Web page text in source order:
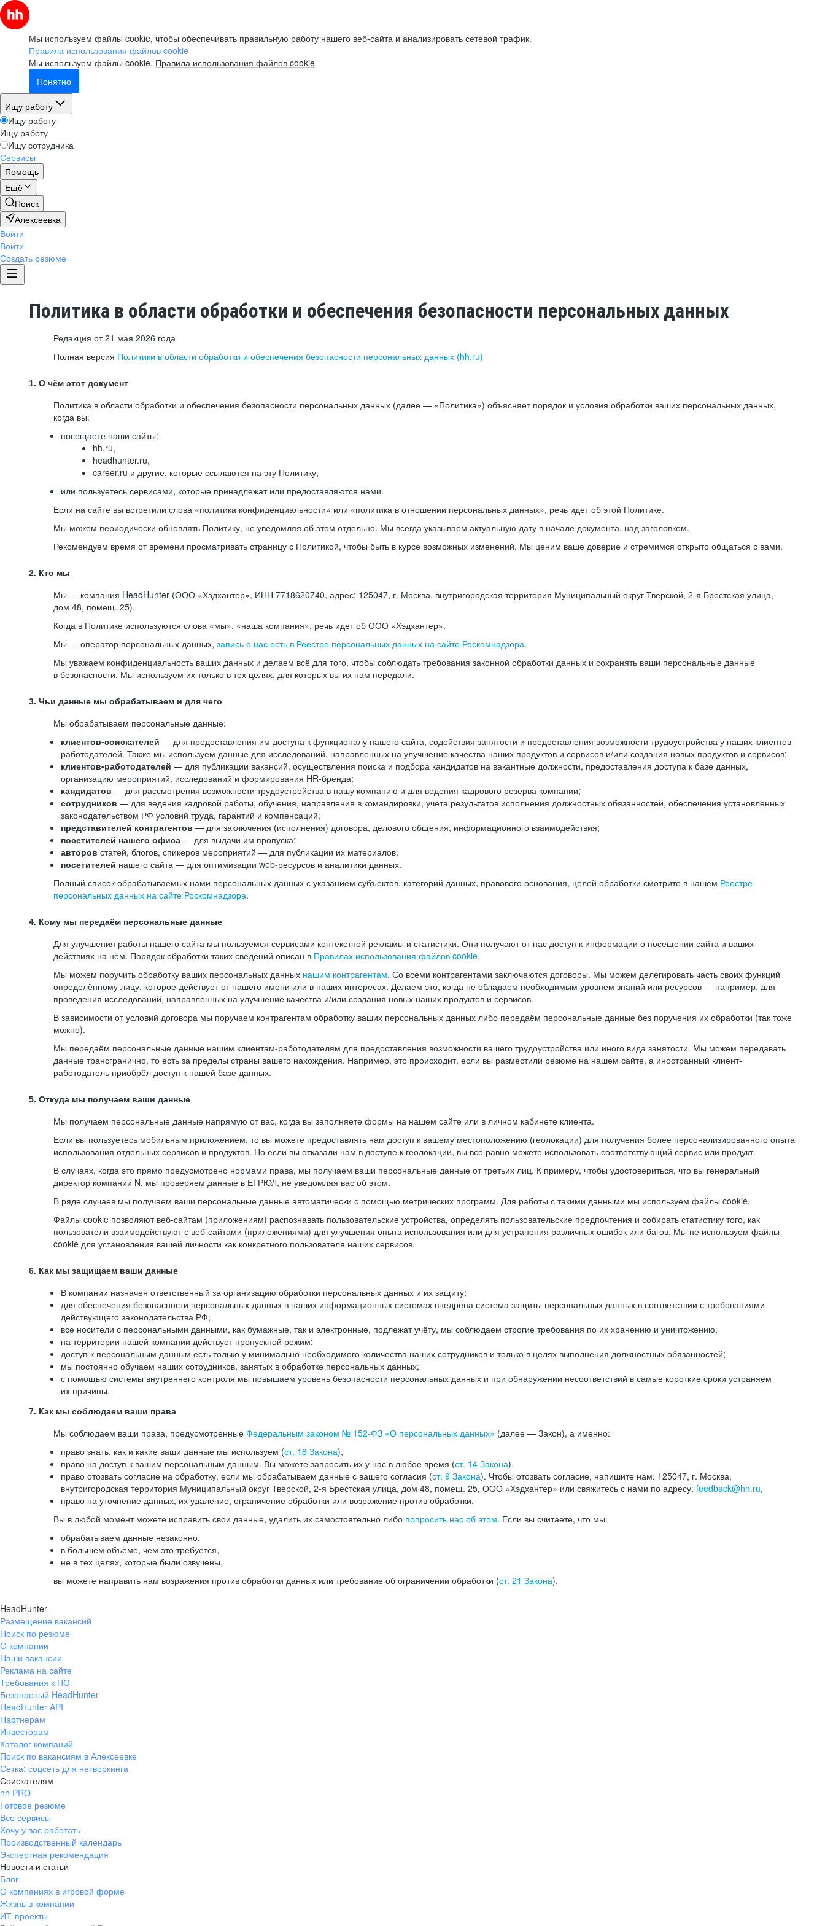
Мы используем файлы cookie, чтобы обеспечивать правильную работу нашего веб-сайта и анализировать сетевой трафик.
Правила использования файлов cookie
Мы используем файлы cookie. Правила использования файлов cookie
Понятно
Ищу работу
Ищу работу
Ищу работу
Ищу сотрудника
Сервисы
Помощь
Ещё
Поиск
Алексеевка
Войти
Войти
Создать резюме
Политика в области обработки и обеспечения безопасности персональных данных
Редакция от 21 мая 2026 года
Полная версия Политики в области обработки и обеспечения безопасности персональных данных (hh.ru)
1. О чём этот документ
Политика в области обработки и обеспечения безопасности персональных данных (далее — «Политика») объясняет порядок и условия обработки ваших персональных данных,
когда вы:
посещаете наши сайты:
hh.ru,
headhunter.ru,
career.ru и другие, которые ссылаются на эту Политику,
или пользуетесь сервисами, которые принадлежат или предоставляются нами.
Если на сайте вы встретили слова «политика конфиденциальности» или «политика в отношении персональных данных», речь идет об этой Политике.
Мы можем периодически обновлять Политику, не уведомляя об этом отдельно. Мы всегда указываем актуальную дату в начале документа, над заголовком.
Рекомендуем время от времени просматривать страницу с Политикой, чтобы быть в курсе возможных изменений. Мы ценим ваше доверие и стремимся открыто общаться с вами.
2. Кто мы
Мы — компания HeadHunter (ООО «Хэдхантер», ИНН 7718620740, адрес: 125047, г. Москва, внутригородская территория Муниципальный округ Тверской, 2-я Брестская улица,
дом 48, помещ. 25).
Когда в Политике используются слова «мы», «наша компания», речь идет об ООО «Хэдхантер».
Мы — оператор персональных данных, запись о нас есть в Реестре персональных данных на сайте Роскомнадзора.
Мы уважаем конфиденциальность ваших данных и делаем всё для того, чтобы соблюдать требования законной обработки данных и сохранять ваши персональные данные
в безопасности. Мы используем их только в тех целях, для которых вы их нам передали.
3. Чьи данные мы обрабатываем и для чего
Мы обрабатываем персональные данные:
клиентов-соискателей — для предоставления им доступа к функционалу нашего сайта, содействия занятости и предоставления возможности трудоустройства у наших клиентов-
работодателей. Также мы используем данные для исследований, направленных на улучшение качества наших продуктов и сервисов и/или создания новых продуктов и сервисов;
клиентов-работодателей — для публикации вакансий, осуществления поиска и подбора кандидатов на вакантные должности, предоставления доступа к базе данных,
организацию мероприятий, исследований и формирования HR-бренда;
кандидатов — для рассмотрения возможности трудоустройства в нашу компанию и для ведения кадрового резерва компании;
сотрудников — для ведения кадровой работы, обучения, направления в командировки, учёта результатов исполнения должностных обязанностей, обеспечения установленных
законодательством РФ условий труда, гарантий и компенсаций;
представителей контрагентов — для заключения (исполнения) договора, делового общения, информационного взаимодействия;
посетителей нашего офиса — для выдачи им пропуска;
авторов статей, блогов, спикеров мероприятий — для публикации их материалов;
посетителей нашего сайта — для оптимизации web-ресурсов и аналитики данных.
Полный список обрабатываемых нами персональных данных с указанием субъектов, категорий данных, правового основания, целей обработки смотрите в нашем Реестре
персональных данных на сайте Роскомнадзора.
4. Кому мы передаём персональные данные
Для улучшения работы нашего сайта мы пользуемся сервисами контекстной рекламы и статистики. Они получают от нас доступ к информации о посещении сайта и ваших
действиях на нём. Порядок обработки таких сведений описан в Правилах использования файлов cookie.
Мы можем поручить обработку ваших персональных данных нашим контрагентам. Со всеми контрагентами заключаются договоры. Мы можем делегировать часть своих функций
определённому лицу, которое действует от нашего имени или в наших интересах. Делаем это, когда не обладаем необходимым уровнем знаний или ресурсов — например, для
проведения исследований, направленных на улучшение качества и/или создания новых наших продуктов и сервисов.
В зависимости от условий договора мы поручаем контрагентам обработку ваших персональных данных либо передаём персональные данные без поручения их обработки (так тоже
можно).
Мы передаём персональные данные нашим клиентам-работодателям для предоставления возможности вашего трудоустройства или иного вида занятости. Мы можем передавать
данные трансгранично, то есть за пределы страны вашего нахождения. Например, это происходит, если вы разместили резюме на нашем сайте, а иностранный клиент-
работодатель приобрёл доступ к нашей базе данных.
5. Откуда мы получаем ваши данные
Мы получаем персональные данные напрямую от вас, когда вы заполняете формы на нашем сайте или в личном кабинете клиента.
Если вы пользуетесь мобильным приложением, то вы можете предоставлять нам доступ к вашему местоположению (геолокации) для получения более персонализированного опыта
использования отдельных сервисов и продуктов. Но если вы отказали нам в доступе к геолокации, вы всё равно можете использовать соответствующий сервис или продукт.
В случаях, когда это прямо предусмотрено нормами права, мы получаем ваши персональные данные от третьих лиц. К примеру, чтобы удостовериться, что вы генеральный
директор компании N, мы проверяем данные в ЕГРЮЛ, не уведомляя вас об этом.
В ряде случаев мы получаем ваши персональные данные автоматически с помощью метрических программ. Для работы с такими данными мы используем файлы cookie.
Файлы cookie позволяют веб-сайтам (приложениям) распознавать пользовательские устройства, определять пользовательские предпочтения и собирать статистику того, как
пользователи взаимодействуют с веб-сайтами (приложениями) для улучшения опыта использования или для устранения различных ошибок или багов. Мы не используем файлы
cookie для установления вашей личности как конкретного пользователя наших сервисов.
6. Как мы защищаем ваши данные
В компании назначен ответственный за организацию обработки персональных данных и их защиту;
для обеспечения безопасности персональных данных в наших информационных системах внедрена система защиты персональных данных в соответствии с требованиями
действующего законодательства РФ;
все носители с персональными данными, как бумажные, так и электронные, подлежат учёту, мы соблюдаем строгие требования по их хранению и уничтожению;
на территории нашей компании действует пропускной режим;
доступ к персональным данным есть только у минимально необходимого количества наших сотрудников и только в целях выполнения должностных обязанностей;
мы постоянно обучаем наших сотрудников, занятых в обработке персональных данных;
с помощью системы внутреннего контроля мы повышаем уровень безопасности персональных данных и при обнаружении несоответствий в самые короткие сроки устраняем
их причины.
7. Как мы соблюдаем ваши права
Мы соблюдаем ваши права, предусмотренные Федеральным законом № 152-ФЗ «О персональных данных» (далее — Закон), а именно:
право знать, как и какие ваши данные мы используем (ст. 18 Закона),
право на доступ к вашим персональным данным. Вы можете запросить их у нас в любое время (ст. 14 Закона),
право отозвать согласие на обработку, если мы обрабатываем данные с вашего согласия (ст. 9 Закона). Чтобы отозвать согласие, напишите нам: 125047, г. Москва,
внутригородская территория Муниципальный округ Тверской, 2-я Брестская улица, дом 48, помещ. 25, ООО «Хэдхантер» или свяжитесь с нами по адресу: feedback@hh.ru,
право на уточнение данных, их удаление, ограничение обработки или возражение против обработки.
Вы в любой момент можете исправить свои данные, удалить их самостоятельно либо попросить нас об этом. Если вы считаете, что мы:
обрабатываем данные незаконно,
в большем объёме, чем это требуется,
не в тех целях, которые были озвучены,
вы можете направить нам возражения против обработки данных или требование об ограничении обработки (ст. 21 Закона).
HeadHunter
Размещение вакансий
Поиск по резюме
О компании
Наши вакансии
Реклама на сайте
Требования к ПО
Безопасный HeadHunter
HeadHunter API
Партнерам
Инвесторам
Каталог компаний
Поиск по вакансиям в Алексеевке
Сетка: соцсеть для нетворкинга
Соискателям
hh PRO
Готовое резюме
Все сервисы
Хочу у вас работать
Производственный календарь
Экспертная рекомендация
Новости и статьи
Блог
О компаниях в игровой форме
Жизнь в компании
ИТ-проекты